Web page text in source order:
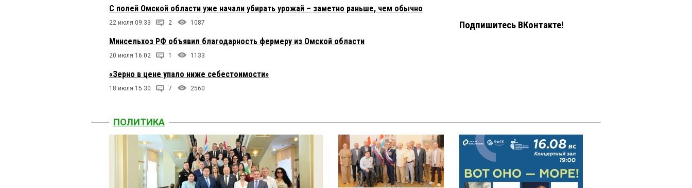
С полей Омской области уже начали убирать урожай – заметно раньше, чем обычно
22 июля 09:33 2 1087
Минсельхоз РФ объявил благодарность фермеру из Омской области
20 июля 16:02 1 1133
«Зерно в цене упало ниже себестоимости»
18 июля 15:30 7 2560
Подпишитесь ВКонтакте!
ПОЛИТИКА